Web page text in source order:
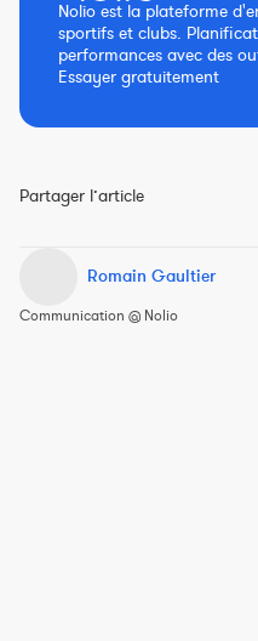
Nolio est la plateforme
sportifs et clubs.
performances avec des
Essayer gratuitement
Partager l’article
Romain Gaultier
Communication @ Nolio